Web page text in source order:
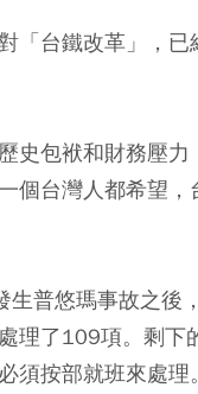
「台鐵改革」，
史包袱和財務壓
個台灣人都希望
生普悠瑪事故之
理了109項。剩下
須按部就班來處